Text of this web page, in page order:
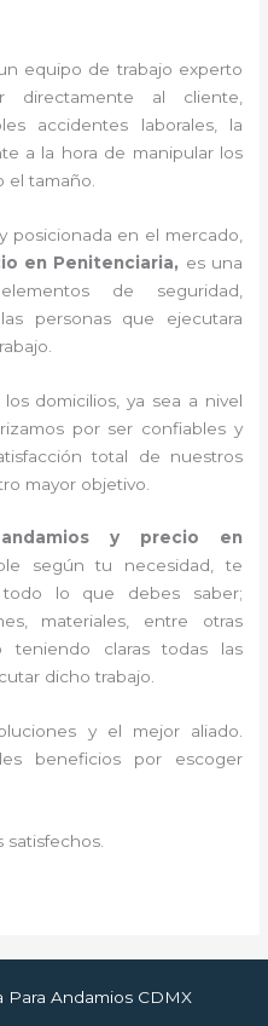
equipo de trabajo experto
directamente al cliente,
accidentes laborales, la
a la hora de manipular los
el tamaño.
posicionada en el mercado,
en Penitenciaria, es una
de seguridad,
personas que ejecutara
domicilios, ya sea a nivel
por ser confiables y
total de nuestros
mayor objetivo.
y precio en
según tu necesidad, te
lo que debes saber;
materiales, entre otras
teniendo claras todas las
dicho trabajo.
y el mejor aliado.
beneficios por escoger
Andamios CDMX